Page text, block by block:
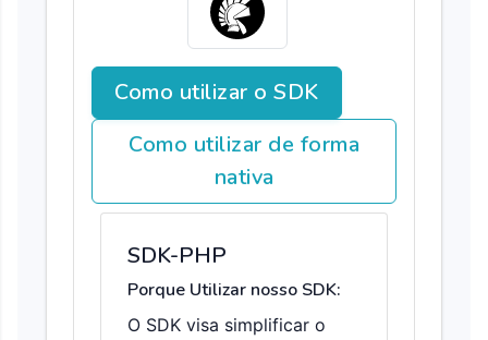
Como utilizar o SDK
Como utilizar de forma
nativa
SDK-PHP
Porque Utilizar nosso SDK:
O SDK visa simplificar o